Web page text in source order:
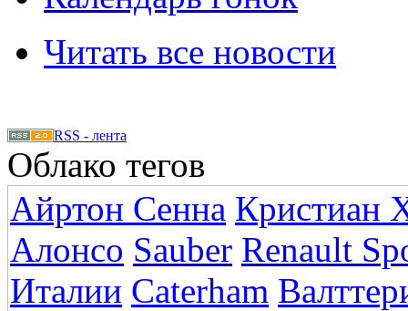
Читать все новости
RSS - лента
Облако тегов
Айртон Сенна Кристиан
Алонсо Sauber Renault
Италии Caterham